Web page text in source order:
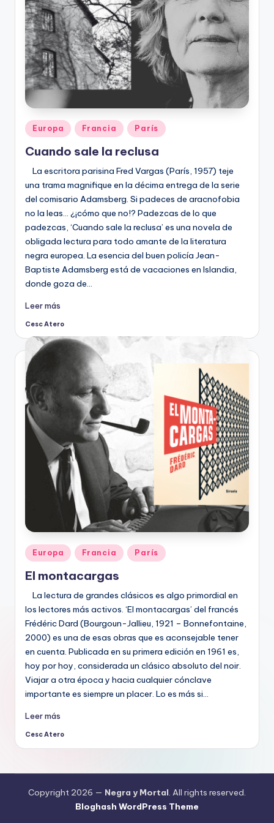
Publicado
en
Europa Francia París
Cuando sale la reclusa
La escritora parisina Fred Vargas (París, 1957) teje
una trama magnifique en la décima entrega de la serie
del comisario Adamsberg. Si padeces de aracnofobia
no la leas… ¿¡cómo que no!? Padezcas de lo que
padezcas, ‘Cuando sale la reclusa’ es una novela de
obligada lectura para todo amante de la literatura
negra europea. La esencia del buen policía Jean-
Baptiste Adamsberg está de vacaciones en Islandia,
donde goza de…
Leer más
Publicado
por
Cesc Atero
Publicado
en
Europa Francia París
El montacargas
La lectura de grandes clásicos es algo primordial en
los lectores más activos. ‘El montacargas’ del francés
Frédéric Dard (Bourgoun-Jallieu, 1921 – Bonnefontaine,
2000) es una de esas obras que es aconsejable tener
en cuenta. Publicada en su primera edición en 1961 es,
hoy por hoy, considerada un clásico absoluto del noir.
Viajar a otra época y hacia cualquier cónclave
importante es siempre un placer. Lo es más si…
Leer más
Publicado
Cesc Atero
Copyright 2026 — Negra y Mortal . All rights reserved.
Bloghash WordPress Theme